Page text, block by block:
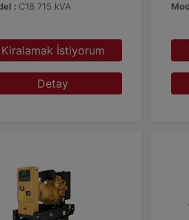
: C18 715 kVA
Kiralamak İstiyorum
Detay